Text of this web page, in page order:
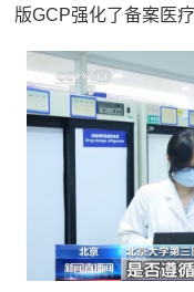
版GCP强化了备案医